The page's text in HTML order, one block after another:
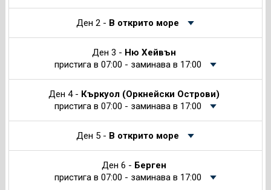
Ден 2 - В открито море
Ден 3 - Ню Хейвън
пристига в 07:00 - заминава в 17:00
Ден 4 - Къркуол (Оркнейски Острови)
пристига в 07:00 - заминава в 17:00
Ден 5 - В открито море
Ден 6 - Берген
пристига в 07:00 - заминава в 17:00